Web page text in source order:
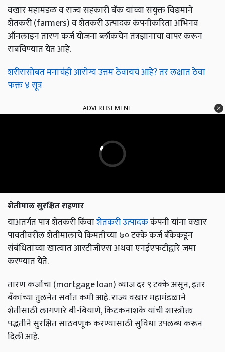
वखार महामंडळ व राज्य सहकारी बँक यांच्या संयुक्त विद्यमाने
शेतकरी (farmers) व शेतकरी उत्पादक कंपनीकरिता अभिनव
ऑनलाइन तारण कर्ज योजना ब्लॉकचेन तंत्रज्ञानाचा वापर करून
राबविण्यात येत आहे.
शरीरासोबत मनाचंही आरोग्य उत्तम ठेवायचं आहे? तर लक्षात ठेवा
फक्त ४ सूत्रं
ADVERTISEMENT
शेतीमाल सुरक्षित राहणार
याअंतर्गत पात्र शेतकरी किंवाशेतकरी उत्पादककंपनी यांना वखार
पावतीवरील शेतीमालाचे किमतीच्या ७० टक्के कर्ज बँकेकडून
संबंधितांच्या खात्यात आरटीजीएस अथवा एनईएफटीद्वारे जमा
करण्यात येते.
तारण कर्जाचा (mortgage loan) व्याज दर ९ टक्के असून, इतर
बँकांच्या तुलनेत सर्वांत कमी आहे. राज्य वखार महामंडळाने
शेतीसाठी लागणारे बी-बियाणे, किटकनाशके यांची शास्त्रोक्त
पद्धतीने सुरक्षित साठवणूक करण्यासाठी सुविधा उपलब्ध करून
दिली आहे.